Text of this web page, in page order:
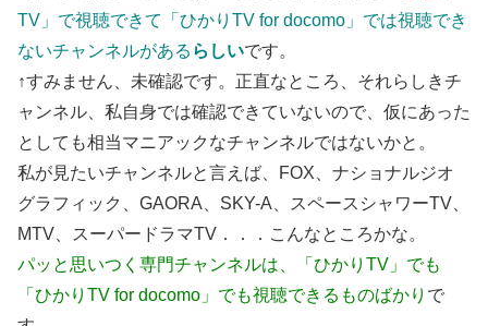
TV」で視聴できて「ひかりTV for docomo」では視聴でき
ないチャンネルがある らしいです。
↑すみません、未確認です。正直なところ、それらしきチ
ャンネル、私自身では確認できていないので、仮にあった
としても相当マニアックなチャンネルではないかと。
私が見たいチャンネルと言えば、FOX、ナショナルジオ
グラフィック、GAORA、SKY-A、スペースシャワーTV、
MTV、スーパードラマTV．．．こんなところかな。
パッと思いつく専門チャンネルは、「ひかりTV」でも
「ひかりTV for docomo」でも視聴できるものばかり で